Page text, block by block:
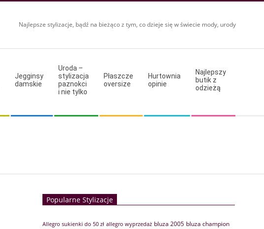
Najlepsze stylizacje, bądź na bieżąco z tym, co dzieje się w świecie mody, urody
Jegginsy
damskie
Uroda –
stylizacja
paznokci
i nie tylko
Płaszcze
oversize
Hurtownia
opinie
Najlepszy
butik z
odzieżą
Popularne Stylizacje
Allegro sukienki do 50 zł allegro wyprzedaż bluza 2005 bluza champion